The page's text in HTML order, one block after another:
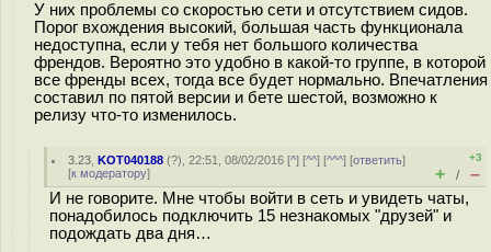
У них проблемы со скоростью сети и отсутствием сидов.
Порог вхождения высокий, большая часть функционала
недоступна, если у тебя нет большого количества
френдов. Вероятно это удобно в какой-то группе, в которой
все френды всех, тогда все будет нормально. Впечатления
составил по пятой версии и бете шестой, возможно к
релизу что-то изменилось.
3.23 ,KOT040188 (?), 22:51, 08/02/2016 [^] [^^] [^^^] [ответить]
[к модератору]
+3
+ / –
И не говорите. Мне чтобы войти в сеть и увидеть чаты,
понадобилось подключить 15 незнакомых "друзей" и
подождать два дня…